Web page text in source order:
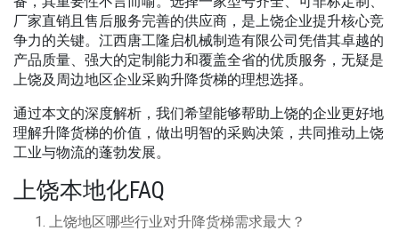
厂家直销且售后服务完善的供应商，是上饶企业提升核心竞
争力的关键。江西唐工隆启机械制造有限公司凭借其卓越的
产品质量、强大的定制能力和覆盖全省的优质服务，无疑是
上饶及周边地区企业采购升降货梯的理想选择。
通过本文的深度解析，我们希望能够帮助上饶的企业更好地
理解升降货梯的价值，做出明智的采购决策，共同推动上饶
工业与物流的蓬勃发展。
上饶本地化FAQ
上饶地区哪些行业对升降货梯需求最大？